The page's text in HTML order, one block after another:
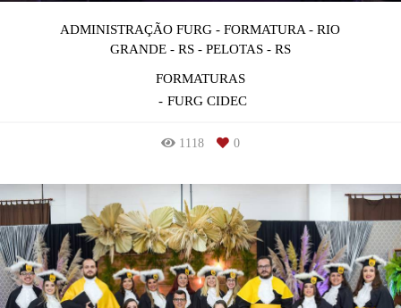
ADMINISTRAÇÃO FURG - FORMATURA - RIO
GRANDE - RS - PELOTAS - RS
FORMATURAS
FURG CIDEC
1118 0